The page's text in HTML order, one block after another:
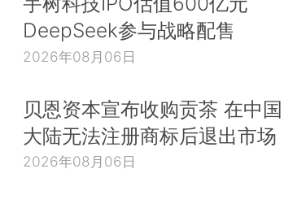
DeepSeek参与战略配售
2026年08月06日
贝恩资本宣布收购贡茶 在中国
大陆无法注册商标后退出市场
2026年08月06日